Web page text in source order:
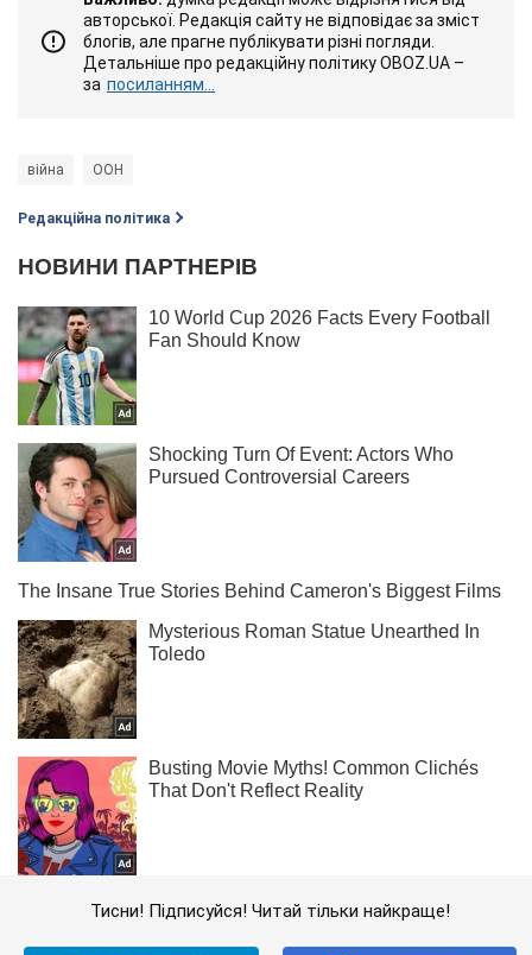
авторської. Редакція сайту не відповідає за зміст
блогів, але прагне публікувати різні погляди.
Детальніше про редакційну політику OBOZ.UA –
за посиланням...
війна ООН
Редакційна політика
Тисни! Підписуйся! Читай тільки найкраще!